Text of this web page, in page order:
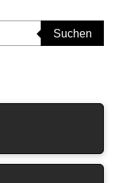
Suchen